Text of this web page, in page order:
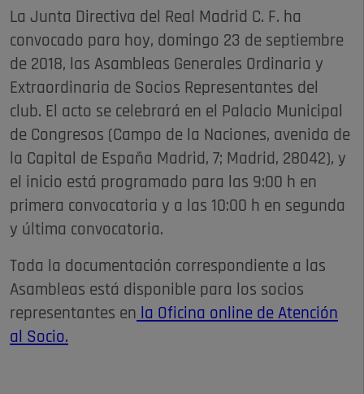
La Junta Directiva del Real Madrid C. F. ha
convocado para hoy, domingo 23 de septiembre
de 2018, las Asambleas Generales Ordinaria y
Extraordinaria de Socios Representantes del
club. El acto se celebrará en el Palacio Municipal
de Congresos (Campo de la Naciones, avenida de
la Capital de España Madrid, 7; Madrid, 28042), y
el inicio está programado para las 9:00 h en
primera convocatoria y a las 10:00 h en segunda
y última convocatoria.
Toda la documentación correspondiente a las
Asambleas está disponible para los socios
representantes en la Oficina online de Atención
al Socio.